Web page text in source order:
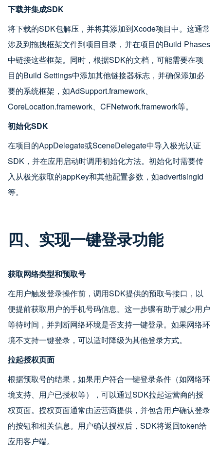
下载并集成SDK
将下载的SDK包解压，并将其添加到Xcode项目中。这通常
涉及到拖拽框架文件到项目目录，并在项目的Build Phases
中链接这些框架。同时，根据SDK的文档，可能需要在项
目的Build Settings中添加其他链接器标志，并确保添加必
要的系统框架，如AdSupport.framework、
CoreLocation.framework、CFNetwork.framework等。
初始化SDK
在项目的AppDelegate或SceneDelegate中导入极光认证
SDK，并在应用启动时调用初始化方法。初始化时需要传
入从极光获取的appKey和其他配置参数，如advertisingId
等。
四、实现一键登录功能
获取网络类型和预取号
在用户触发登录操作前，调用SDK提供的预取号接口，以
便提前获取用户的手机号码信息。这一步骤有助于减少用户
等待时间，并判断网络环境是否支持一键登录。如果网络环
境不支持一键登录，可以适时降级为其他登录方式。
拉起授权页面
根据预取号的结果，如果用户符合一键登录条件（如网络环
境支持、用户已授权等），可以通过SDK拉起运营商的授
权页面。授权页面通常由运营商提供，并包含用户确认登录
的按钮和相关信息。用户确认授权后，SDK将返回token给
应用客户端。